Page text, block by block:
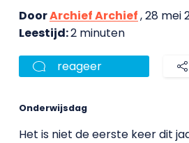
DoorArchief Archief, 28 mei
Leestijd:2 minuten
reageer
Onderwijsdag
Het is niet de eerste keer dit